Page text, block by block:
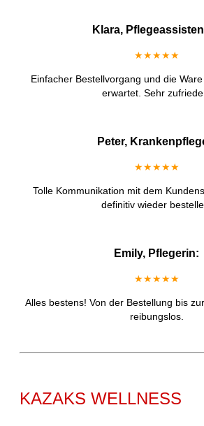
Klara,
★★★★★
Einfacher Bestellvorgang und die
erwartet. Sehr
Peter,
★★★★★
Tolle Kommunikation mit dem
definitiv wieder
Emily, Pflegerin:
★★★★★
Alles bestens! Von der Bestellung bis
reibungslos.
KAZAKS WELLNESS